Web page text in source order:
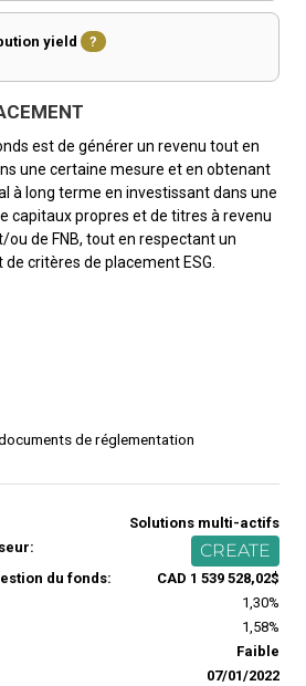
yield
?
est de générer un revenu tout en
une certaine mesure et en obtenant
à long terme en investissant dans une
capitaux propres et de titres à revenu
ou de FNB, tout en respectant un
critères de placement ESG.
de réglementation
Solutions multi-actifs
CREATE
du fonds:
CAD 1 539 528,02$
1,30%
1,58%
Faible
07/01/2022